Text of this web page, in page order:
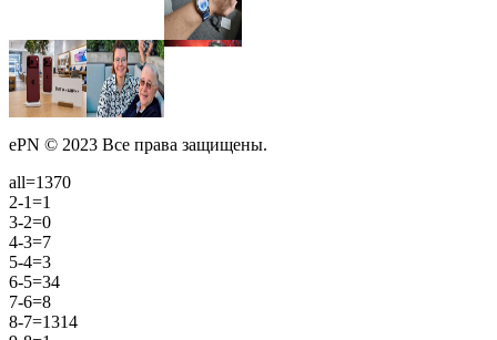
ePN © 2023 Все права защищены.
all=1370
2-1=1
3-2=0
4-3=7
5-4=3
6-5=34
7-6=8
8-7=1314